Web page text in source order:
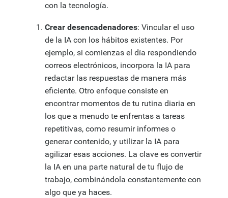
con la tecnología.
Crear desencadenadores: Vincular el uso
de la IA con los hábitos existentes. Por
ejemplo, si comienzas el día respondiendo
correos electrónicos, incorpora la IA para
redactar las respuestas de manera más
eficiente. Otro enfoque consiste en
encontrar momentos de tu rutina diaria en
los que a menudo te enfrentas a tareas
repetitivas, como resumir informes o
generar contenido, y utilizar la IA para
agilizar esas acciones. La clave es convertir
la IA en una parte natural de tu flujo de
trabajo, combinándola constantemente con
algo que ya haces.